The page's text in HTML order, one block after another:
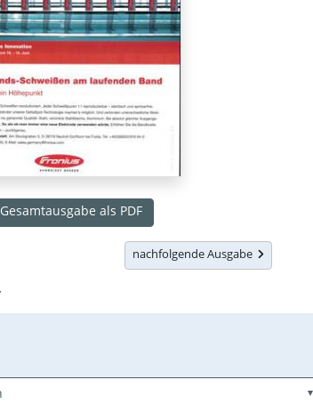
Gesamtausgabe als PDF
nachfolgende Ausgabe